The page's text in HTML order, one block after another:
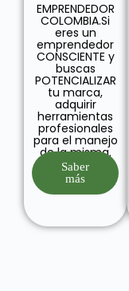
EMPRENDEDOR
COLOMBIA.Si
eres un
emprendedor
CONSCIENTE y
buscas
POTENCIALIZAR
tu marca,
adquirir
herramientas
profesionales
para el manejo
de la misma.
Saber
más